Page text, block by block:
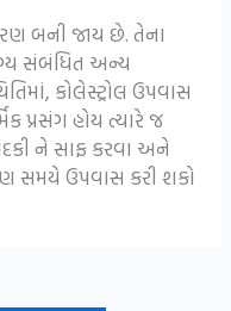
બની જાય છે. તેના
સંબંધિત અન્ય
કોલેસ્ટ્રોલ ઉપવાસ
પ્રસંગ હોય ત્યારે જ
ને સાફ કરવા અને
સમયે ઉપવાસ કરી શકો